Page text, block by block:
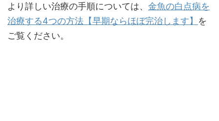
より詳しい治療の手順については、 金魚の白点病を
治療する4つの方法【早期ならほぼ完治します】 を
ご覧ください。